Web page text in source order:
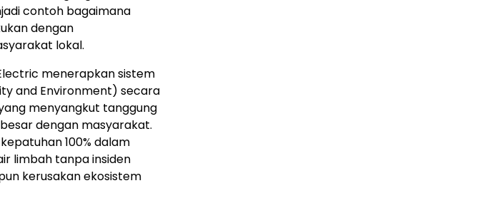
contoh bagaimana
dengan
lokal.
menerapkan sistem
and Environment) secara
menyangkut tanggung
dengan masyarakat.
100% dalam
limbah tanpa insiden
kerusakan ekosistem